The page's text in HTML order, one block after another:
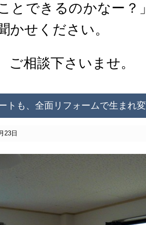
とできるのかなー
かせください。
ご相談下さいませ。
トも、全面リフォームで生まれ
23日